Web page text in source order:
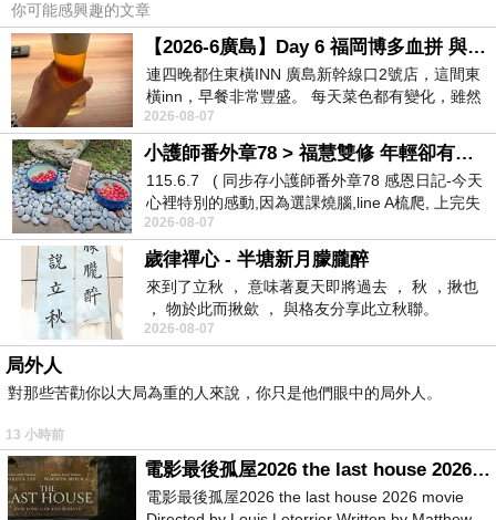
原來親愛的女友在訂房網預訂的房間很多都有
優惠~
真是省了很多錢!!真的太感動了!!
而且聽說這邊是可以全世界訂房
也太方便了吧！！不用在那邊找翻譯啦ＱＱ
諾斯泰爾飯店 (Hotel Northtel) 的介紹在下面
如果有興趣到這附近玩的，不妨可以看看喔！
以下是 諾斯泰爾飯店 (Hotel Northtel) 的介紹 如
你可能感興趣的文章
【2026-6廣島】Day 6 福岡博多血拼 與機場接送少年司機深夜對談
連四晚都住東橫INN 廣島新幹線口2號店，這間東
橫inn，早餐非常豐盛。 每天菜色都有變化，雖然
看到工作人員拿出料理包加熱，但
2026-08-07
小護師番外章78 > 福慧雙修 年輕卻有個老靈魂 ㄑ金剛經〉podcast
115.6.7 ( 同步存小護師番外章78 感恩日記-今天
心裡特別的感動,因為選課燒腦,line A梳爬, 上完失
智課的她,特來傾
2026-08-07
歲律禪心 - 半塘新月朦朧醉
來到了立秋 ， 意味著夏天即將過去 ， 秋 ，揪也
， 物於此而揪歛 ， 與格友分享此立秋聯。
2026-08-07
局外人
對那些苦勸你以大局為重的人來說，你只是他們眼中的局外人。
13 小時前
電影最後孤屋2026 the last house 2026 movie
電影最後孤屋2026 the last house 2026 movie